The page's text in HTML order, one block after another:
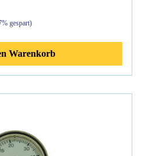
gespart)
Warenkorb